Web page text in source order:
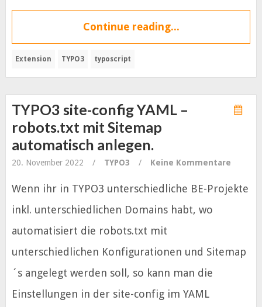
Continue reading...
Extension TYPO3 typoscript
TYPO3 site-config YAML –
robots.txt mit Sitemap
automatisch anlegen.
20. November 2022 / TYPO3 / Keine Kommentare
Wenn ihr in TYPO3 unterschiedliche BE-Projekte
inkl. unterschiedlichen Domains habt, wo
automatisiert die robots.txt mit
unterschiedlichen Konfigurationen und Sitemap
´s angelegt werden soll, so kann man die
Einstellungen in der site-config im YAML